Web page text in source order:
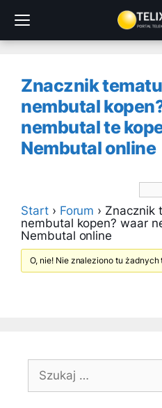
treści
Znacznik
nembutal
nembutal te
Nembutal online
Start › Forum › Znacznik
nembutal kopen? waar
Nembutal online
O, nie! Nie znaleziono tu żadnych
Szukaj: